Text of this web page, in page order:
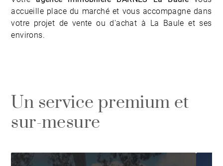
accueille place du marché et vous accompagne dans
votre projet de vente ou d'achat à La Baule et ses
environs.
Un service premium et
sur-mesure